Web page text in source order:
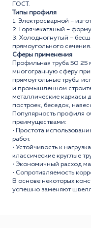
ГОСТ.
Типы профиля
1. Электросварной –
2. Горячекатаный –
3. Холодногнутый –
прямоугольного сечения.
Сферы применения
Профильная труба 50
многогранную сферу
прямоугольные трубы
и промышленном
металлические каркасы
построек, беседок,
Популярность профиля
преимуществами:
• Простота
работ.
• Устойчивость к
классические круглые
• Экономичный расход
• Сопротивляемость
В основе некоторых
успешно заменяют